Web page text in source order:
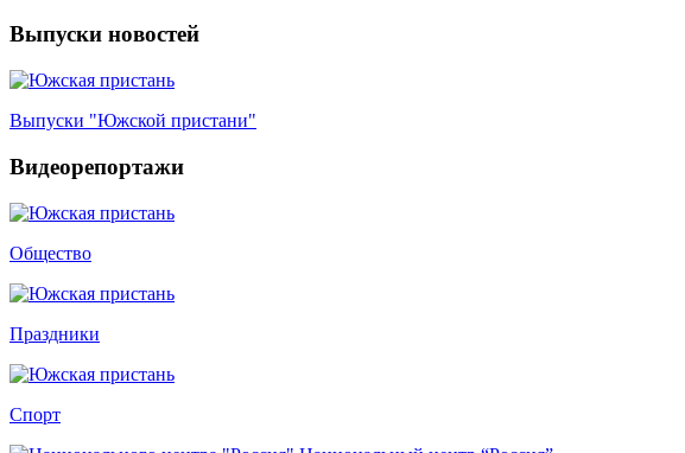
Выпуски новостей
Выпуски "Южской пристани"
Видеорепортажи
Общество
Праздники
Спорт